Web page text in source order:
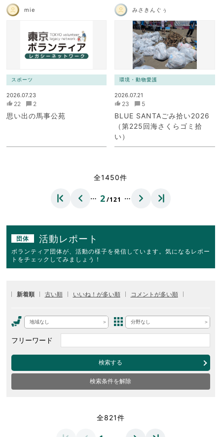
mie
スポーツ
2026.07.23
22 2
思い出の馬事公苑
みさきんぐぅ
環境・動物愛護
2026.07.21
23 5
BLUE SANTAごみ拾い2026
（第225回海さくらゴミ拾
い）
全1450件
… 2/121 …
団体 活動レポート
ボランティア団体が、活動の様子を発信しています。気になるレポー
トをチェックしてみましょう！
新着順 古い順 いいね！が多い順 コメントが多い順
地域なし 分野なし
フリーワード
検索する
検索条件を解除
全821件